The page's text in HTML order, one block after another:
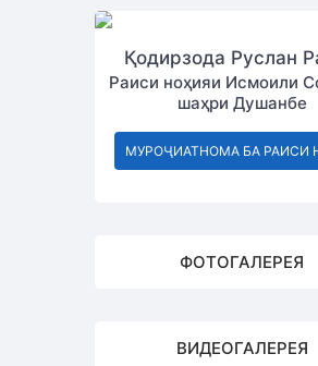
Қодирзода Руслан
Раиси ноҳияи Исмоили
шаҳри Душанбе
МУРОҶИАТНОМА БА РАИСИ
ФОТОГАЛЕРЕЯ
ВИДЕОГАЛЕРЕЯ